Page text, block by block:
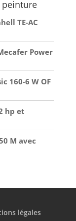
peinture
TE-AC
Power
160-6 W OF
hp et
M avec
légales